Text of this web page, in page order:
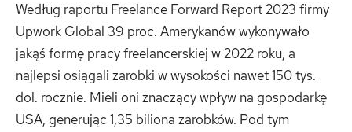
Według raportu Freelance Forward Report 2023 firmy
Upwork Global 39 proc. Amerykanów wykonywało
jakąś formę pracy freelancerskiej w 2022 roku, a
najlepsi osiągali zarobki w wysokości nawet 150 tys.
dol. rocznie. Mieli oni znaczący wpływ na gospodarkę
USA, generując 1,35 biliona zarobków. Pod tym